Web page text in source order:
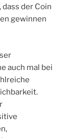
der Coin
gewinnen
auch mal bei